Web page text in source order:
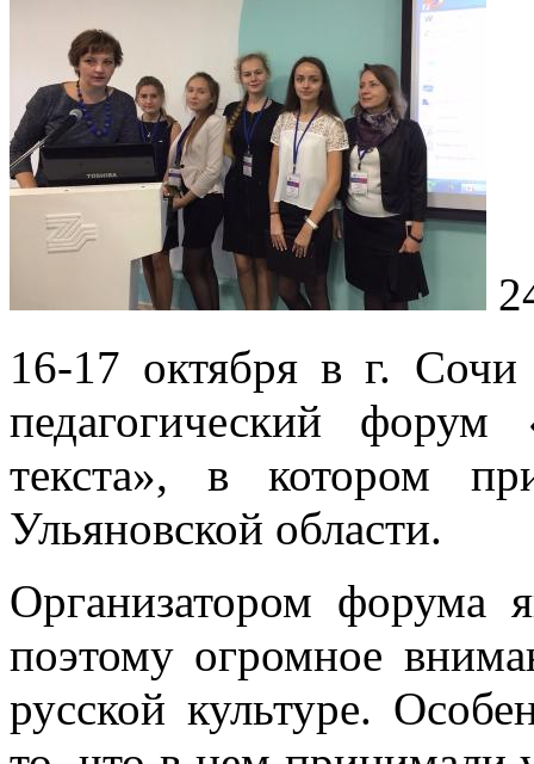
16-17 октября в г.
педагогический
текста», в котором
Ульяновской области.
Организатором форума
поэтому огромное
русской культуре.